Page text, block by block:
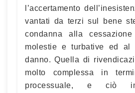
l’accertamento
vantati da terzi sul bene
condanna alla
molestie e turbative ed al
danno. Quella di
molto complessa in
processuale, e ciò